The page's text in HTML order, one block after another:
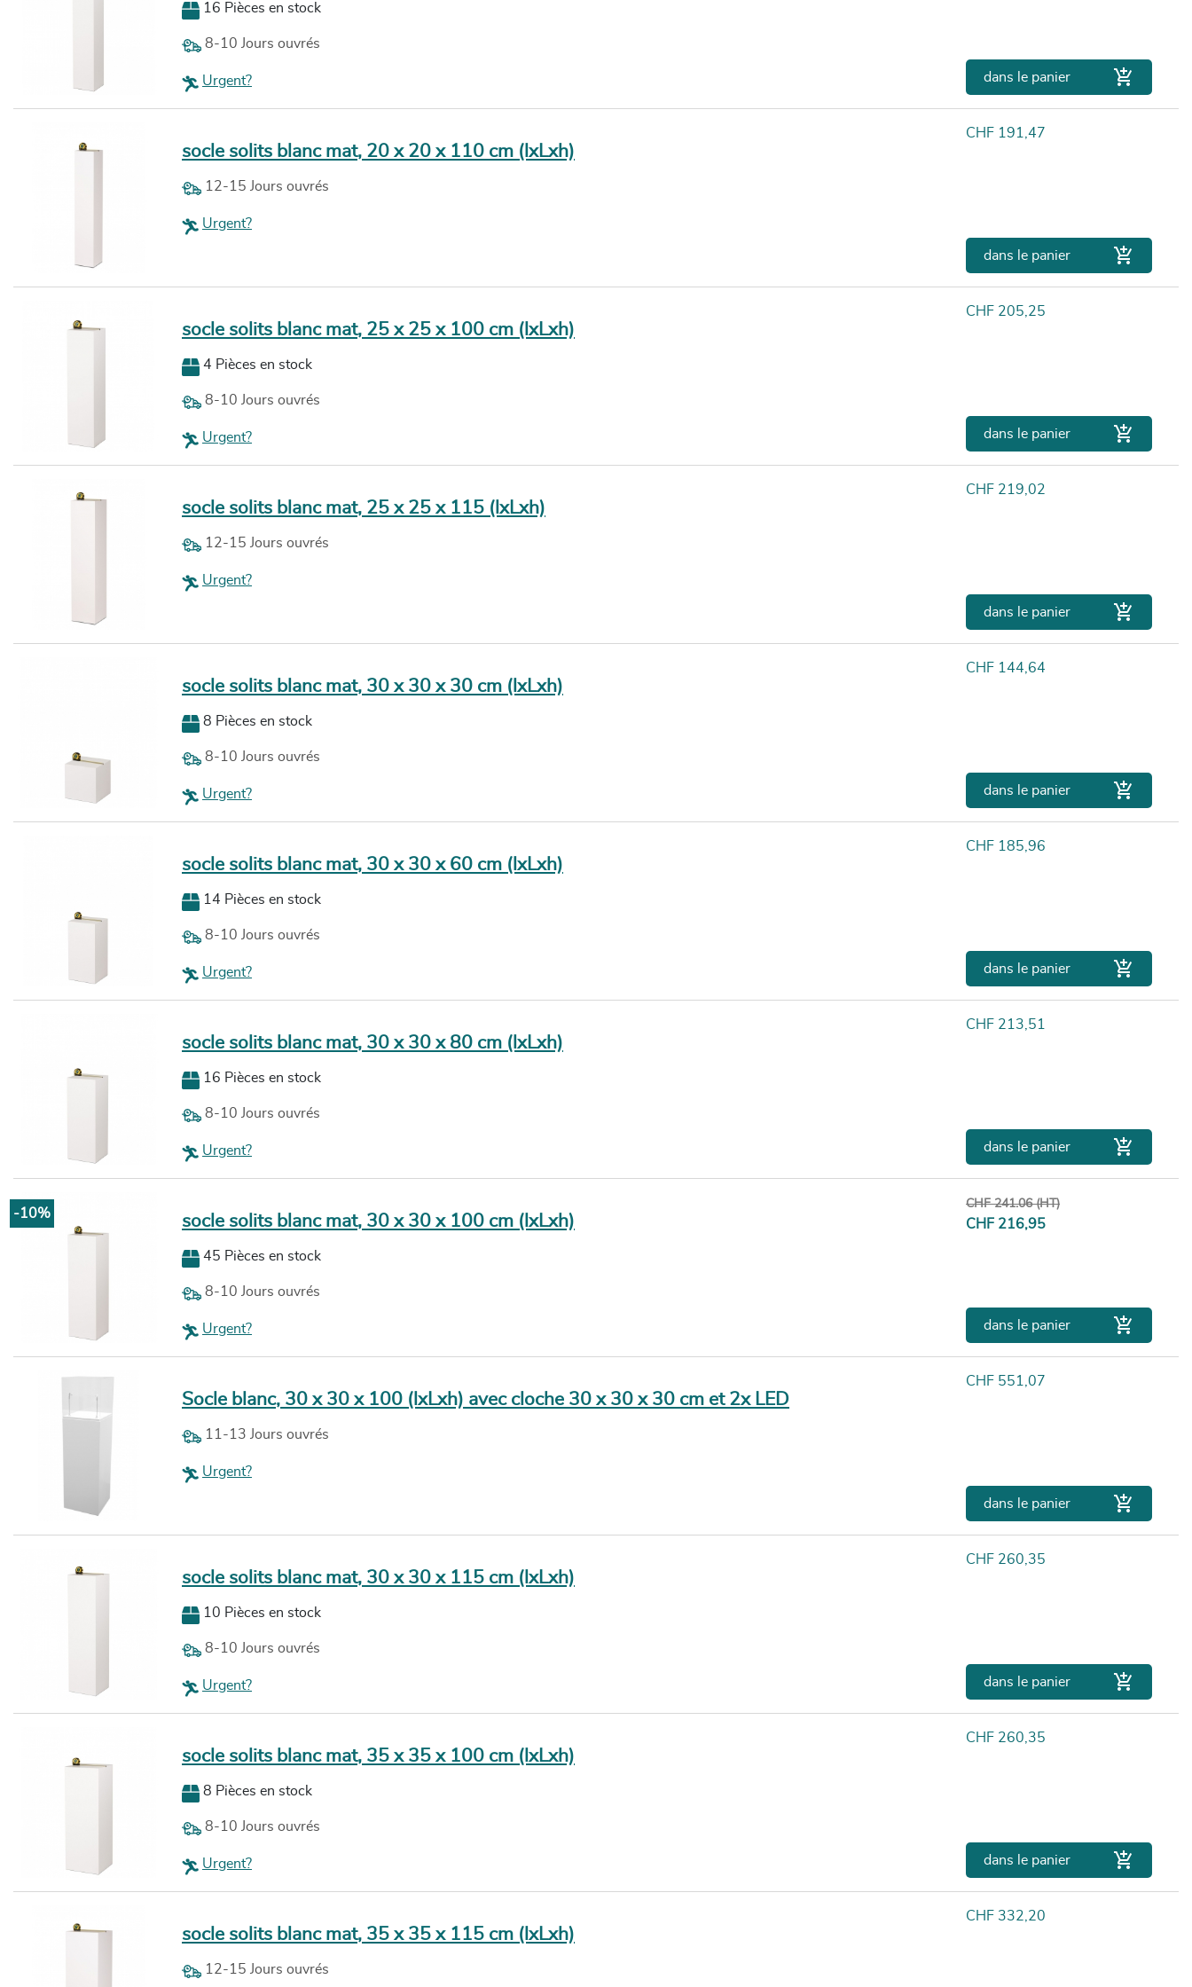
Avec notre propre atelier de fabrication, nos délais de livraison sont courts et les
dimensions au choix, avec un adhésif ou avec d’autres options ? Nous vous conseillons
avec plaisir. N’hésitez pas à nous contacter.
16 Pièces en stock
8-10 Jours ouvrés
Urgent? dans le panier 
socle solits blanc mat, 20 x 20 x 110 cm (lxLxh)
12-15 Jours ouvrés
Urgent?
Prix
CHF 191,47
dans le panier 
socle solits blanc mat, 25 x 25 x 100 cm (lxLxh)
4 Pièces en stock
8-10 Jours ouvrés
Urgent?
Prix
CHF 205,25
dans le panier 
socle solits blanc mat, 25 x 25 x 115 (lxLxh)
12-15 Jours ouvrés
Urgent?
Prix
CHF 219,02
dans le panier 
socle solits blanc mat, 30 x 30 x 30 cm (lxLxh)
8 Pièces en stock
8-10 Jours ouvrés
Urgent?
Prix
CHF 144,64
dans le panier 
socle solits blanc mat, 30 x 30 x 60 cm (lxLxh)
14 Pièces en stock
8-10 Jours ouvrés
Urgent?
Prix
CHF 185,96
dans le panier 
socle solits blanc mat, 30 x 30 x 80 cm (lxLxh)
16 Pièces en stock
8-10 Jours ouvrés
Urgent?
Prix
CHF 213,51
dans le panier 
socle solits blanc mat, 30 x 30 x 100 cm (lxLxh)
45 Pièces en stock
8-10 Jours ouvrés
Urgent?
Prix de base
CHF 241.06 (HT)
Prix
CHF 216,95
dans le panier 
-10%
Socle blanc, 30 x 30 x 100 (lxLxh) avec cloche 30 x 30 x 30 cm et 2x LED
11-13 Jours ouvrés
Urgent?
Prix
CHF 551,07
dans le panier 
socle solits blanc mat, 30 x 30 x 115 cm (lxLxh)
10 Pièces en stock
8-10 Jours ouvrés
Urgent?
Prix
CHF 260,35
dans le panier 
socle solits blanc mat, 35 x 35 x 100 cm (lxLxh)
8 Pièces en stock
8-10 Jours ouvrés
Urgent?
Prix
CHF 260,35
dans le panier 
socle solits blanc mat, 35 x 35 x 115 cm (lxLxh)
12-15 Jours ouvrés
Prix
CHF 332,20